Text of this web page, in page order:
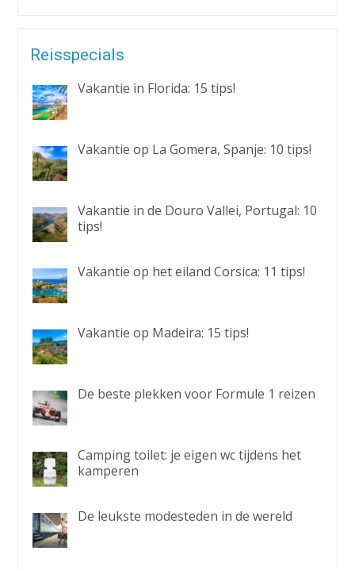
Reisspecials
Vakantie in Florida: 15 tips!
Vakantie op La Gomera, Spanje: 10 tips!
Vakantie in de Douro Vallei, Portugal: 10
tips!
Vakantie op het eiland Corsica: 11 tips!
Vakantie op Madeira: 15 tips!
De beste plekken voor Formule 1 reizen
Camping toilet: je eigen wc tijdens het
kamperen
De leukste modesteden in de wereld